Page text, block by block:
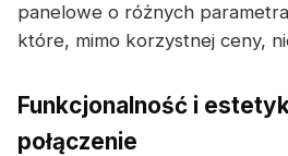
panelowe o różnych
które, mimo korzystnej ceny,
Funkcjonalność i
połączenie